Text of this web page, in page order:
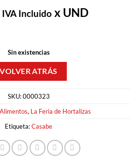
IVA Incluidox UND
Sin existencias
SKU:0000323
Alimentos, La Feria de Hortalizas
Etiqueta:Casabe